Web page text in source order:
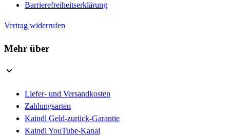
Barrierefreiheitserklärung
Vertrag widerrufen
Mehr über
Liefer- und Versandkosten
Zahlungsarten
Kaindl Geld-zurück-Garantie
Kaindl YouTube-Kanal